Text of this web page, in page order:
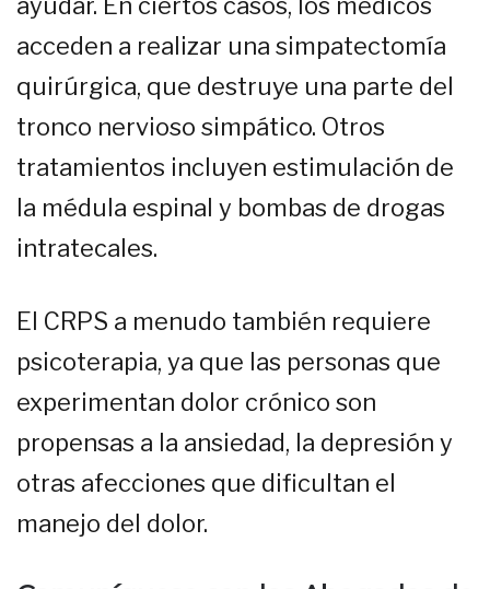
acceden a realizar una simpatectomía
quirúrgica, que destruye una parte del
tronco nervioso simpático. Otros
tratamientos incluyen estimulación de
la médula espinal y bombas de drogas
intratecales.
El CRPS a menudo también requiere
psicoterapia, ya que las personas que
experimentan dolor crónico son
propensas a la ansiedad, la depresión y
otras afecciones que dificultan el
manejo del dolor.